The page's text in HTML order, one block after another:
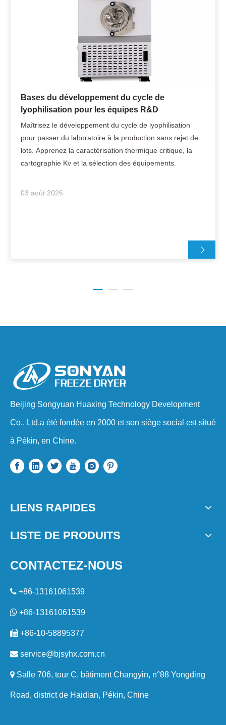
Bases du développement du cycle de
lyophilisation pour les équipes R&D
Maîtrisez le développement du cycle de lyophilisation
pour passer du laboratoire à la production sans rejet de
lots. Apprenez la caractérisation thermique critique, la
cartographie Kv et la sélection des équipements.
03 août 2026
Beijing Songyuan Huaxing Technology Development
Co., Ltd.a été fondée en 2000 et son siège social est situé
à Pékin, en Chine.
LIENS RAPIDES
LISTE DE PRODUITS
CONTACTEZ-NOUS
 +86-13161061539
 +86-13161061539
 +86-10-58895377
 service@bjsyhx.com.cn
 Salle 706, tour C, bâtiment Changyin, n°88 Yongding
Road, district de Haidian, Pékin, Chine